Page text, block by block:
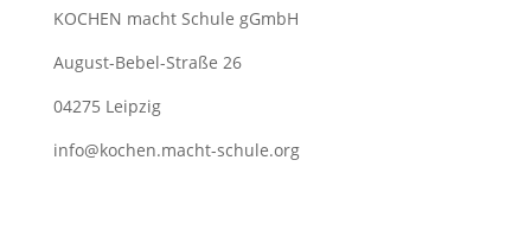
KOCHEN macht Schule gGmbH
August-Bebel-Straße 26
04275 Leipzig
info@kochen.macht-schule.org